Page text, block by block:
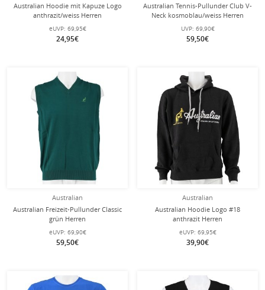
Australian Hoodie mit Kapuze Logo
anthrazit/weiss Herren
eUVP: 69,95€
24,95€
Australian Tennis-Pullunder Club V-
Neck kosmoblau/weiss Herren
UVP: 69,90€
59,50€
Australian
Australian Freizeit-Pullunder Classic
grün Herren
eUVP: 69,90€
59,50€
Australian
Australian Hoodie Logo #18
anthrazit Herren
eUVP: 69,95€
39,90€